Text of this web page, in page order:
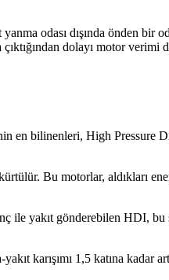
odası dışında önden bir
dolayı motor verimi
en bilinenleri, High Pressure
Bu motorlar, aldıkları
ile yakıt gönderebilen HDI, bu
karışımı 1,5 katına kadar